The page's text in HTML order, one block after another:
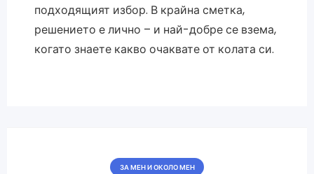
подходящият избор. В крайна сметка,
решението е лично – и най-добре се взема,
когато знаете какво очаквате от колата си.
ЗА МЕН И ОКОЛО МЕН